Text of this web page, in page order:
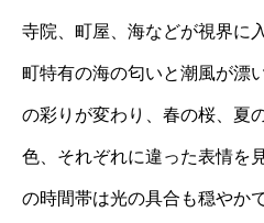
寺院、町屋、海などが視界に
町特有の海の匂いと潮風が漂
の彩りが変わり、春の桜、夏
色、それぞれに違った表情を
の時間帯は光の具合も穏やか